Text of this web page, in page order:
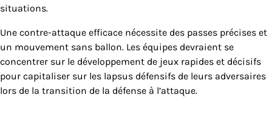
situations.
Une contre-attaque efficace nécessite des passes précises et
un mouvement sans ballon. Les équipes devraient se
concentrer sur le développement de jeux rapides et décisifs
pour capitaliser sur les lapsus défensifs de leurs adversaires
lors de la transition de la défense à l’attaque.